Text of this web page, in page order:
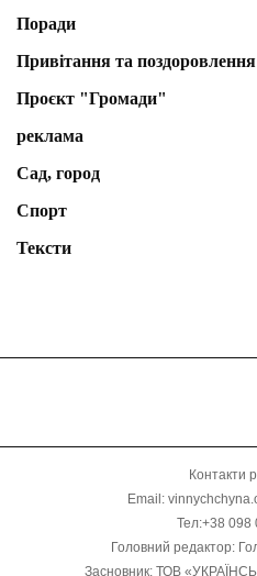
Поради
Привітання та поздоровлення
Проєкт "Громади"
реклама
Сад, город
Спорт
Тексти
Контакти
Email:
Тел:+38 098
Головний редактор:
Засновник: ТОВ